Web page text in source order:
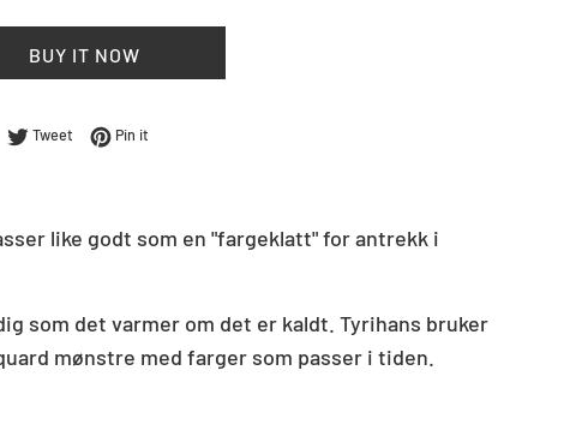
BUY IT NOW
Del på Facebook
Tweet Tweet på Twitter
Pin it
like godt som en "fargeklatt" for antrekk i
som det varmer om det er kaldt. Tyrihans bruker
mønstre med farger som passer i tiden.